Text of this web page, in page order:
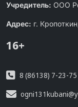
Учредитель: ООО
Адрес: г.
16+
8 (86138) 7-23-75